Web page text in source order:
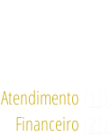
Atendimento
Financeiro